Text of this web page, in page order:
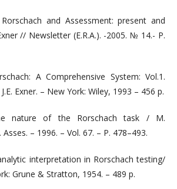
Rorschach and Assessment: present and
// Newsletter (E.R.A.). -2005. № 14.- P.
A Comprehensive System: Vol.1.
Exner. – New York: Wiley, 1993 – 456 p.
nature of the Rorschach task / M.
– 1996. – Vol. 67. – P. 478–493.
interpretation in Rorschach testing/
Grune & Stratton, 1954. – 489 p.